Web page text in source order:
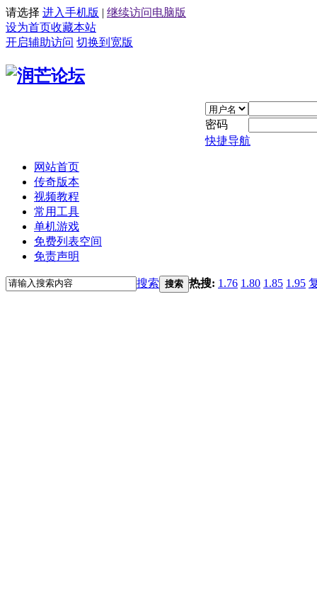
请选择 进入手机版 | 继续访问电脑版
设为首页收藏本站
开启辅助访问 切换到宽版
密码
快捷导航
网站首页
传奇版本
视频教程
常用工具
单机游戏
免费列表空间
免责声明
搜索 搜索 热搜: 1.76 1.80 1.85 1.95